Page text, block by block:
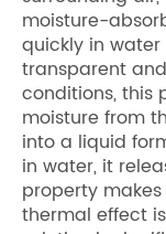
moisture-
quickly in
transparent
conditions, this
moisture from
into a liquid
in water, it
property
thermal effect